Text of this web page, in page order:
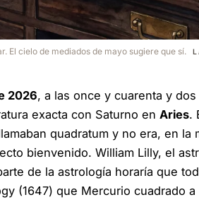
El cielo de mediados de mayo sugiere que sí.
2026, a las once y cuarenta y
exacta con Saturno en Aries.
quadratum y no era, en la
bienvenido. William Lilly, el
de la astrología horaría que
(1647) que Mercurio cuadrado